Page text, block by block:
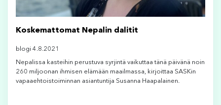
Koskemattomat Nepalin dalitit
blogi 4.8.2021
Nepalissa kasteihin perustuva syrjintä vaikuttaa tänä päivänä noin
260 miljoonan ihmisen elämään maailmassa, kirjoittaa SASKin
vapaaehtoistoiminnan asiantuntija Susanna Haapalainen.